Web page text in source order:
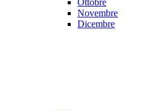
Ottobre
Novembre
Dicembre